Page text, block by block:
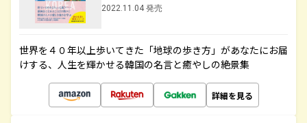
2022.11.04 発売
世界を４０年以上歩いてきた「地球の歩き方」があなたにお届
けする、人生を輝かせる韓国の名言と癒やしの絶景集
詳細を見る